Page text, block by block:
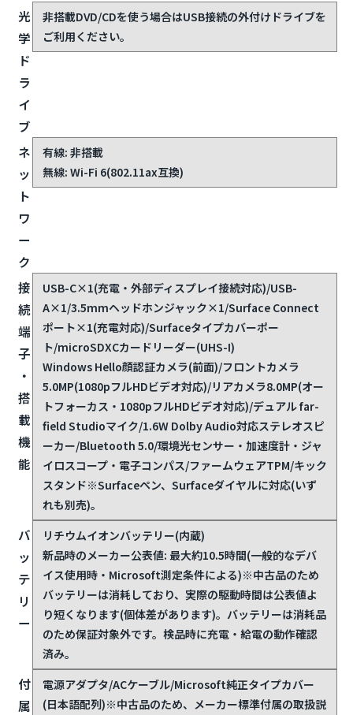
光
学
ド
ラ
イ
ブ
非搭載DVD/CDを使う場合はUSB接続の外付けドライブを
ご利用ください。
ネ
ッ
ト
ワ
ー
ク
有線: 非搭載
無線: Wi-Fi 6(802.11ax互換)
接
続
端
子
・
搭
載
機
能
USB-C×1(充電・外部ディスプレイ接続対応)/USB-
A×1/3.5mmヘッドホンジャック×1/Surface Connect
ポート×1(充電対応)/Surfaceタイプカバーポー
ト/microSDXCカードリーダー(UHS-I)
Windows Hello顔認証カメラ(前面)/フロントカメラ
5.0MP(1080pフルHDビデオ対応)/リアカメラ8.0MP(オー
トフォーカス・1080pフルHDビデオ対応)/デュアル far-
field Studioマイク/1.6W Dolby Audio対応ステレオスピ
ーカー/Bluetooth 5.0/環境光センサー・加速度計・ジャ
イロスコープ・電子コンパス/ファームウェアTPM/キック
スタンド※Surfaceペン、Surfaceダイヤルに対応(いず
れも別売)。
バ
ッ
テ
リ
ー
リチウムイオンバッテリー(内蔵)
新品時のメーカー公表値: 最大約10.5時間(一般的なデバ
イス使用時・Microsoft測定条件による)※中古品のため
バッテリーは消耗しており、実際の駆動時間は公表値よ
り短くなります(個体差があります)。バッテリーは消耗品
のため保証対象外です。検品時に充電・給電の動作確認
済み。
付
属
電源アダプタ/ACケーブル/Microsoft純正タイプカバー
(日本語配列)※中古品のため、メーカー標準付属の取扱説